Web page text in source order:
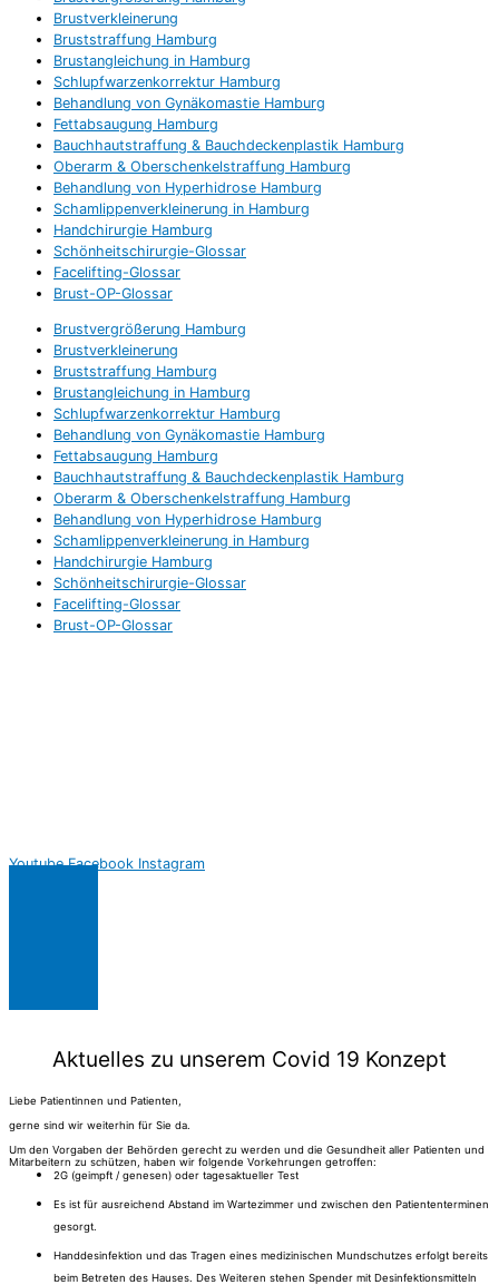
Brustverkleinerung
Bruststraffung Hamburg
Brustangleichung in Hamburg
Schlupfwarzenkorrektur Hamburg
Behandlung von Gynäkomastie Hamburg
Fettabsaugung Hamburg
Bauchhautstraffung & Bauchdeckenplastik Hamburg
Oberarm & Oberschenkelstraffung Hamburg
Behandlung von Hyperhidrose Hamburg
Schamlippenverkleinerung in Hamburg
Handchirurgie Hamburg
Schönheitschirurgie-Glossar
Facelifting-Glossar
Brust-OP-Glossar
Brustvergrößerung Hamburg
Brustverkleinerung
Bruststraffung Hamburg
Brustangleichung in Hamburg
Schlupfwarzenkorrektur Hamburg
Behandlung von Gynäkomastie Hamburg
Fettabsaugung Hamburg
Bauchhautstraffung & Bauchdeckenplastik Hamburg
Oberarm & Oberschenkelstraffung Hamburg
Behandlung von Hyperhidrose Hamburg
Schamlippenverkleinerung in Hamburg
Handchirurgie Hamburg
Schönheitschirurgie-Glossar
Facelifting-Glossar
Brust-OP-Glossar
Youtube Facebook Instagram
Aktuelles zu unserem Covid 19 Konzept
Liebe Patientinnen und Patienten,
gerne sind wir weiterhin für Sie da.
Um den Vorgaben der Behörden gerecht zu werden und die Gesundheit aller Patienten und
Mitarbeitern zu schützen, haben wir folgende Vorkehrungen getroffen:
2G (geimpft / genesen) oder tagesaktueller Test
Es ist für ausreichend Abstand im Wartezimmer und zwischen den Patiententerminen
gesorgt.
Handdesinfektion und das Tragen eines medizinischen Mundschutzes erfolgt bereits
beim Betreten des Hauses. Des Weiteren stehen Spender mit Desinfektionsmitteln